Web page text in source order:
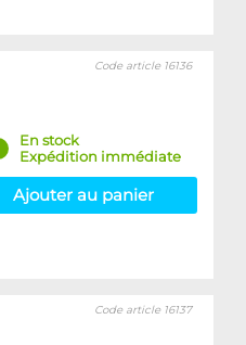
Code article 16136
En stock
Expédition immédiate
Ajouter au panier
Code article 16137